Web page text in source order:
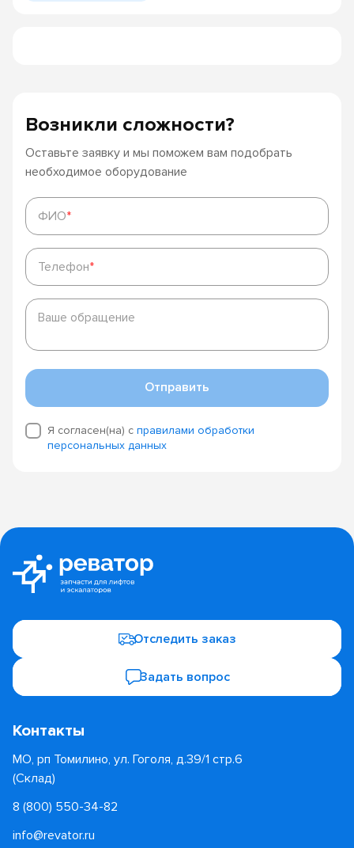
Возникли сложности?
Оставьте заявку и мы поможем вам подобрать
необходимое оборудование
ФИО*
ФИО*
Телефон*
Телефон*
Ваше
обращение
Ваше обращение
Отправить
Я согласен(на) с правилами обработки
персональных данных
Отследить заказ
Задать вопрос
Контакты
МО, рп Томилино, ул. Гоголя, д.39/1 стр.6
(Склад)
8 (800) 550-34-82
info@revator.ru